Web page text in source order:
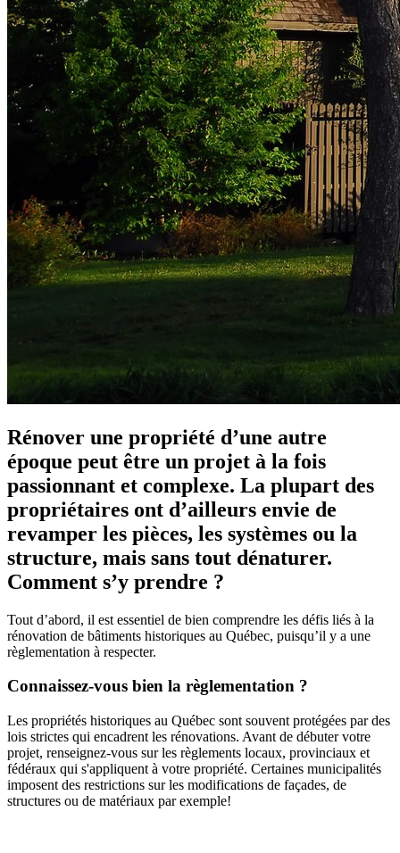
Rénover une propriété d’une autre
époque peut être un projet à la fois
passionnant et complexe. La plupart des
propriétaires ont d’ailleurs envie de
revamper les pièces, les systèmes ou la
structure, mais sans tout dénaturer.
Comment s’y prendre ?
Tout d’abord, il est essentiel de bien comprendre les défis liés à la
rénovation de bâtiments historiques au Québec, puisqu’il y a une
règlementation à respecter.
Connaissez-vous bien la règlementation ?
Les propriétés historiques au Québec sont souvent protégées par des
lois strictes qui encadrent les rénovations. Avant de débuter votre
projet, renseignez-vous sur les règlements locaux, provinciaux et
fédéraux qui s'appliquent à votre propriété. Certaines municipalités
imposent des restrictions sur les modifications de façades, de
structures ou de matériaux par exemple!